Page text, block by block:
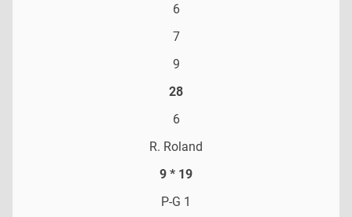
6
7
9
28
6
R. Roland
9 * 19
P-G 1